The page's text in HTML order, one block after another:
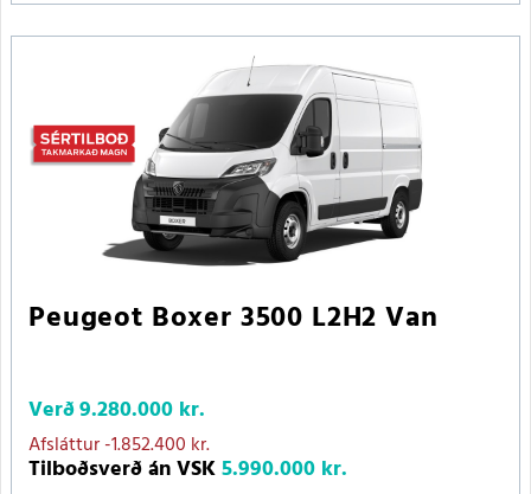
Peugeot Boxer 3500 L2H2 Van
Verð9.280.000 kr.
Afsláttur-1.852.400 kr.
Tilboðsverð án VSK5.990.000 kr.